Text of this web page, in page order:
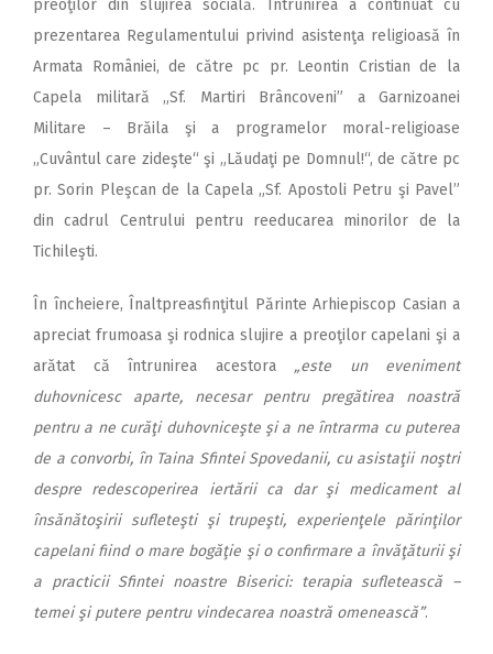
preoţilor din slujirea socială. Întrunirea a continuat cu
prezentarea Regulamentului privind asistenţa religioasă în
Armata României, de către pc pr. Leontin Cristian de la
Capela militară „Sf. Martiri Brâncoveni” a Garnizoanei
Militare – Brăila şi a programelor moral-religioase
„Cuvântul care zideşte“ şi „Lăudaţi pe Domnul!“, de către pc
pr. Sorin Pleşcan de la Capela „Sf. Apostoli Petru şi Pavel”
din cadrul Centrului pentru reeducarea minorilor de la
Tichileşti.
În încheiere, Înaltpreasfinţitul Părinte Arhiepiscop Casian a
apreciat frumoasa şi rodnica slujire a preoţilor capelani şi a
arătat că întrunirea acestora „este un eveniment
duhovnicesc aparte, necesar pentru pregătirea noastră
pentru a ne curăţi duhovniceşte şi a ne întrarma cu puterea
de a convorbi, în Taina Sfintei Spovedanii, cu asistaţii noştri
despre redescoperirea iertării ca dar şi medicament al
însănătoşirii sufleteşti şi trupeşti, experienţele părinţilor
capelani fiind o mare bogăţie şi o confirmare a învăţăturii şi
a practicii Sfintei noastre Biserici: terapia sufletească –
temei şi putere pentru vindecarea noastră omenească”.